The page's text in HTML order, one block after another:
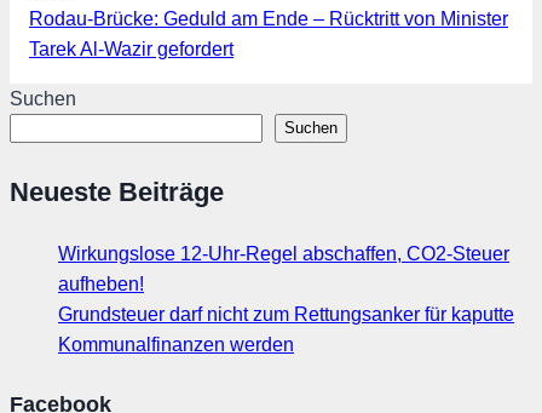
Rodau-Brücke: Geduld am Ende – Rücktritt von Minister
Tarek Al-Wazir gefordert
Suchen
Suchen
Neueste Beiträge
Wirkungslose 12-Uhr-Regel abschaffen, CO2-Steuer
aufheben!
Grundsteuer darf nicht zum Rettungsanker für kaputte
Kommunalfinanzen werden
Facebook